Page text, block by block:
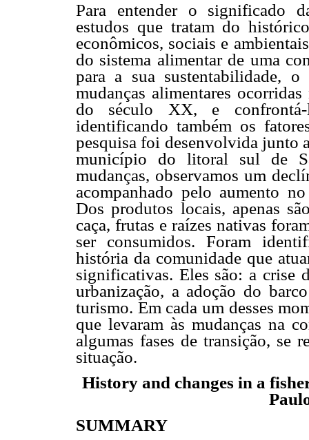
Para entender o significado
estudos que tratam do
econômicos, sociais e
do sistema alimentar de uma
para a sua sustentabilidade,
mudanças alimentares
do século XX, e
identificando também os
pesquisa foi desenvolvida junto
município do litoral sul de
mudanças, observamos um
acompanhado pelo aumento
Dos produtos locais, apenas
caça, frutas e raízes nativas
ser consumidos. Foram
história da comunidade que
significativas. Eles são: a crise
urbanização, a adoção do
turismo. Em cada um desses
que levaram às mudanças na
algumas fases de transição, se
situação.
History and changes in a
SUMMARY